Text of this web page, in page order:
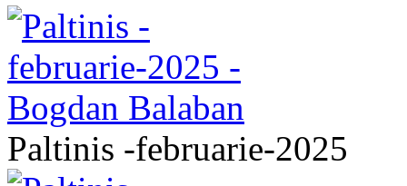
Paltinis -februarie-2025